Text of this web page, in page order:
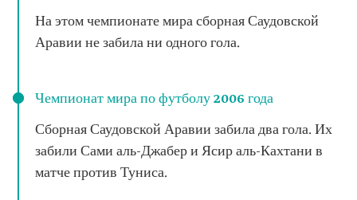
На этом чемпионате мира сборная Саудовской
Аравии не забила ни одного гола.
Чемпионат мира по футболу 2006 года
Сборная Саудовской Аравии забила два гола. Их
забили Сами аль-Джабер и Ясир аль-Кахтани в
матче против Туниса.